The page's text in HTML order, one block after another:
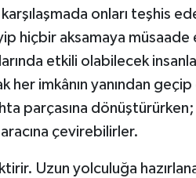
onları teşhis
hiçbir aksamaya
etkili olabilecek
her imkânın yanından
parçasına
çevirebilirler.
Uzun yolculuğa